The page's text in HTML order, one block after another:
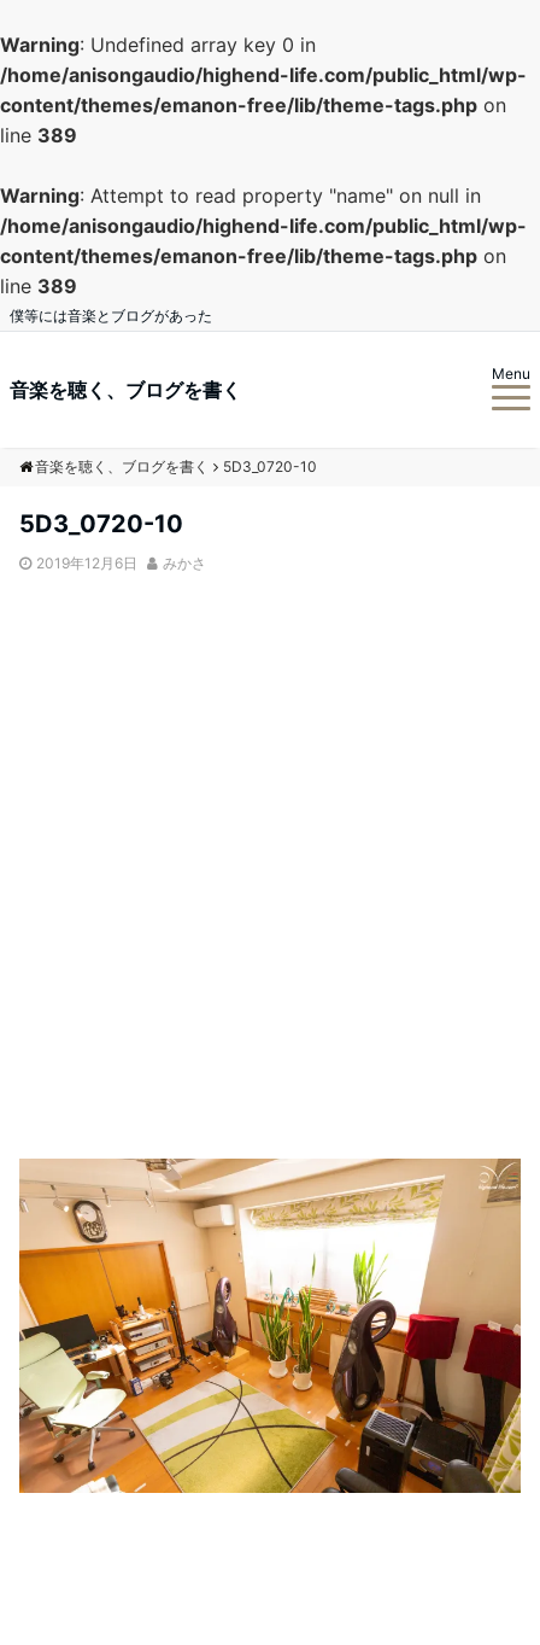
Warning: Undefined array key 0 in
/home/anisongaudio/highend-life.com/public_html/wp-
content/themes/emanon-free/lib/theme-tags.php on
line 389
Warning: Attempt to read property "name" on null in
/home/anisongaudio/highend-life.com/public_html/wp-
content/themes/emanon-free/lib/theme-tags.php on
line 389
僕等には音楽とブログがあった
音楽を聴く、ブログを書く
Menu
音楽を聴く、ブログを書く 5D3_0720-10
5D3_0720-10
2019年12月6日 みかさ